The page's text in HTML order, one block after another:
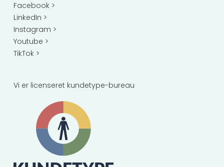
Facebook >
LinkedIn >
Instagram >
Youtube >
TikTok >
Vi er licenseret kundetype-bureau